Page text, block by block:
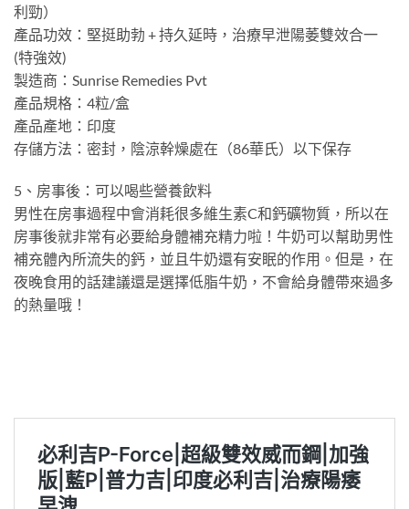
利勁）
產品功效：堅挺助勃 + 持久延時，治療早泄陽萎雙效合一
(特強效)
製造商：Sunrise Remedies Pvt
產品規格：4粒/盒
產品產地：印度
存儲方法：密封，陰涼幹燥處在（86華氏）以下保存
5、房事後：可以喝些營養飲料
男性在房事過程中會消耗很多維生素C和鈣礦物質，所以在
房事後就非常有必要給身體補充精力啦！牛奶可以幫助男性
補充體內所流失的鈣，並且牛奶還有安眠的作用。但是，在
夜晚食用的話建議還是選擇低脂牛奶，不會給身體帶來過多
的熱量哦！